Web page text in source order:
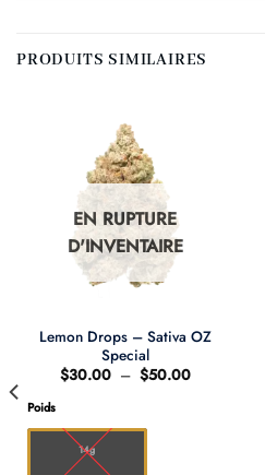
PRODUITS SIMILAIRES
EN RUPTURE
D'INVENTAIRE
Lemon Drops – Sativa OZ
Special
$30.00 – $50.00Plage
Poids
14g